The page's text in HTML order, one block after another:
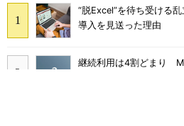
“脱Excel”を待ち受ける
導入を見送った理由
継続利用は4割どまり